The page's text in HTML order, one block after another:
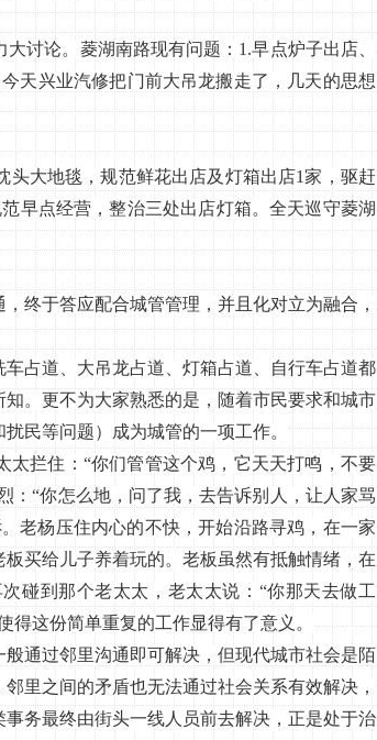
论。菱湖南路现有问题：1.早点炉子出店、
天兴业汽修把门前大吊龙搬走了，几天的思想
大地毯，规范鲜花出店及灯箱出店1家，驱赶
早点经营，整治三处出店灯箱。全天巡守菱湖
于答应配合城管管理，并且化对立为融合，
占道、大吊龙占道、灯箱占道、自行车占道都
。更不为大家熟悉的是，随着市民要求和城市
民等问题）成为城管的一项工作。
拦住：“你们管管这个鸡，它天天打鸣，不要
：“你怎么地，问了我，去告诉别人，让人家骂
老杨压住内心的不快，开始沿路寻鸡，在一家
买给儿子养着玩的。老板虽然有抵触情绪，在
碰到那个老太太，老太太说：“你那天去做工
这份简单重复的工作显得有了意义。
通过邻里沟通即可解决，但现代城市社会是陌
里之间的矛盾也无法通过社会关系有效解决，
务最终由街头一线人员前去解决，正是处于治